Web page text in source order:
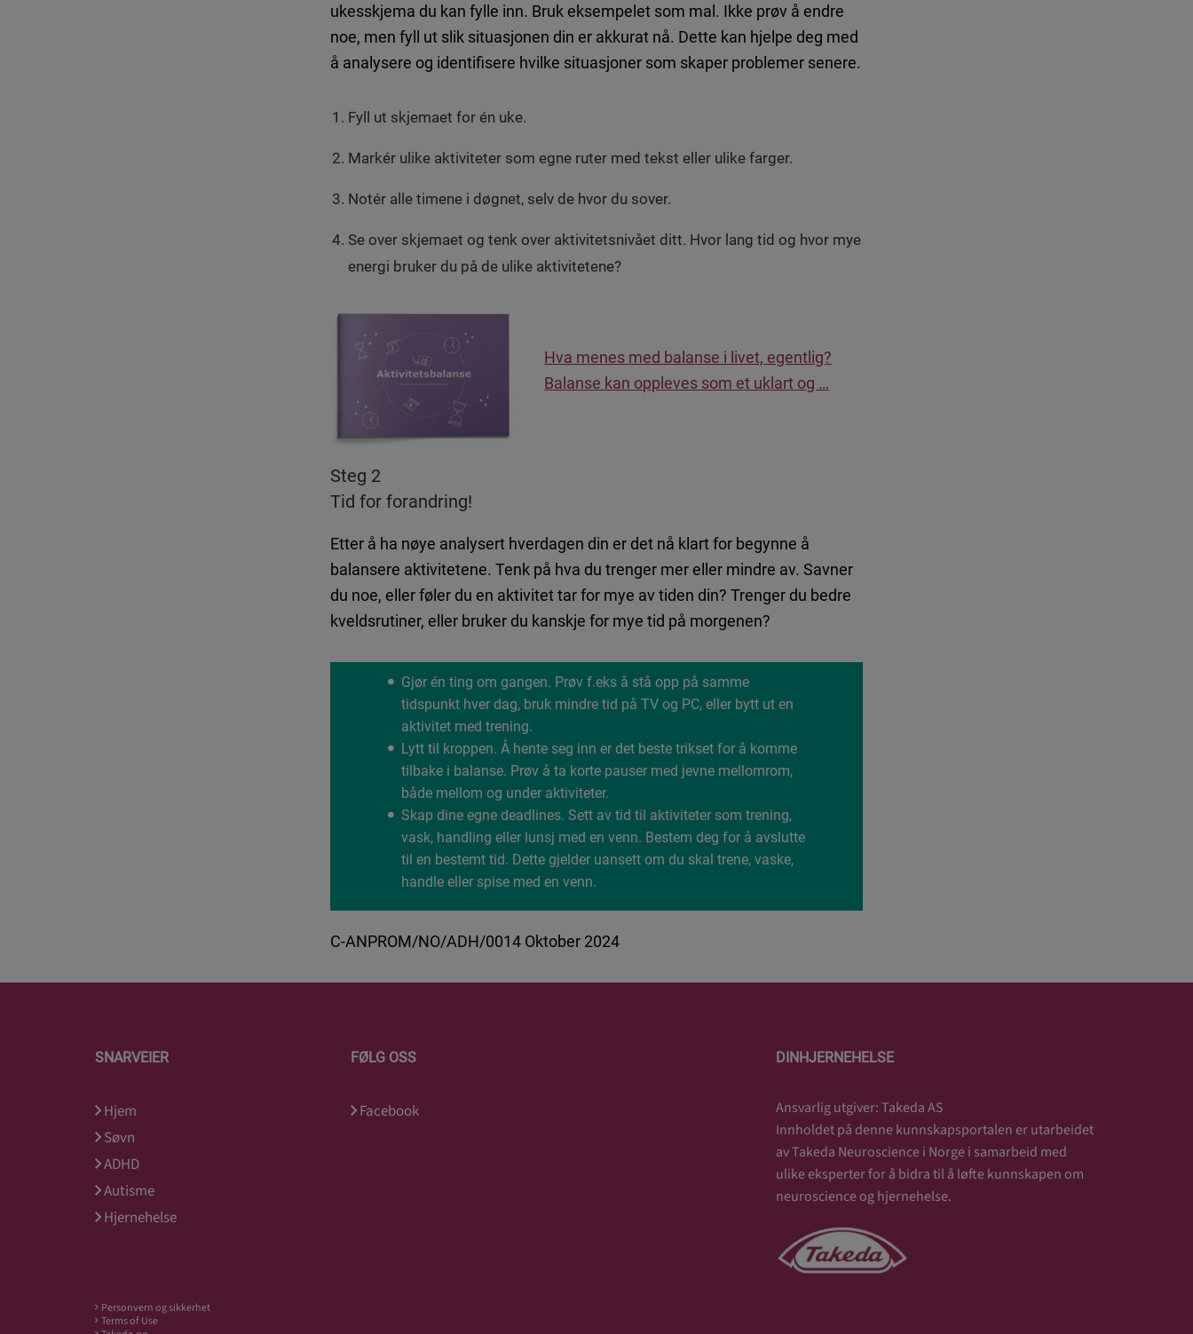
ukesskjema du kan fylle inn. Bruk eksempelet som mal. Ikke prøv å endre
noe, men fyll ut slik situasjonen din er akkurat nå. Dette kan hjelpe deg med
å analysere og identifisere hvilke situasjoner som skaper problemer senere.
Fyll ut skjemaet for én uke.
Markér ulike aktiviteter som egne ruter med tekst eller ulike farger.
Notér alle timene i døgnet, selv de hvor du sover.
Se over skjemaet og tenk over aktivitetsnivået ditt. Hvor lang tid og hvor mye
energi bruker du på de ulike aktivitetene?
Hva menes med balanse i livet, egentlig?
Balanse kan oppleves som et uklart og …
Steg 2
Tid for forandring!
Etter å ha nøye analysert hverdagen din er det nå klart for begynne å
balansere aktivitetene. Tenk på hva du trenger mer eller mindre av. Savner
du noe, eller føler du en aktivitet tar for mye av tiden din? Trenger du bedre
kveldsrutiner, eller bruker du kanskje for mye tid på morgenen?
Gjør én ting om gangen. Prøv f.eks å stå opp på samme
tidspunkt hver dag, bruk mindre tid på TV og PC, eller bytt ut en
aktivitet med trening.
Lytt til kroppen. Å hente seg inn er det beste trikset for å komme
tilbake i balanse. Prøv å ta korte pauser med jevne mellomrom,
både mellom og under aktiviteter.
Skap dine egne deadlines. Sett av tid til aktiviteter som trening,
vask, handling eller lunsj med en venn. Bestem deg for å avslutte
til en bestemt tid. Dette gjelder uansett om du skal trene, vaske,
handle eller spise med en venn.
C-ANPROM/NO/ADH/0014 Oktober 2024
SNARVEIER
Hjem
Søvn
ADHD
Autisme
Hjernehelse
FØLG OSS
Facebook
DINHJERNEHELSE
Ansvarlig utgiver: Takeda AS
Innholdet på denne kunnskapsportalen er utarbeidet
av Takeda Neuroscience i Norge i samarbeid med
ulike eksperter for å bidra til å løfte kunnskapen om
neuroscience og hjernehelse.
Personvern og sikkerhet
Terms of Use